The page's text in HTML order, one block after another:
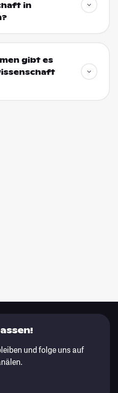
in
gibt es
und folge uns auf